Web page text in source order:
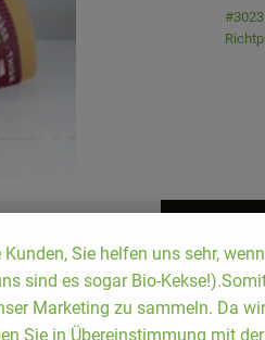
#3023
Kunden, Sie helfen uns sehr,
sind es sogar Bio-
Marketing zu sammeln. Da
Sie in Übereinstimmung mit